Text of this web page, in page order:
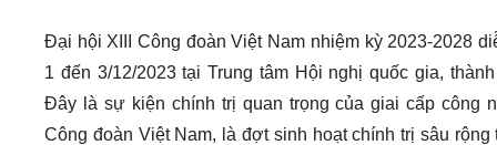
Đại hội XIII Công đoàn Việt Nam nhiệm kỳ 2023-2028
1 đến 3/12/2023 tại Trung tâm Hội nghị quốc gia,
Đây là sự kiện chính trị quan trọng của giai cấp công
Công đoàn Việt Nam, là đợt sinh hoạt chính trị sâu rộng